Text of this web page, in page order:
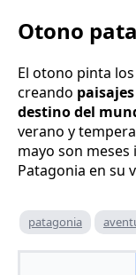
Otono
El otono pinta
creando
destino del
verano y
mayo son meses
Patagonia en su
patagonia